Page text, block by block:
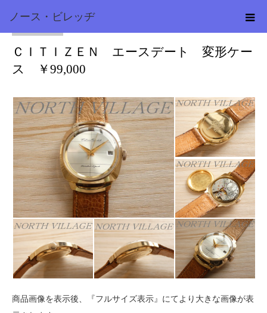
ノース・ビレッヂ
ＣＩＴＩＺＥＮ エースデート 変形ケー
ス ￥99,000
商品画像を表示後、『フルサイズ表示』にてより大きな画像が表